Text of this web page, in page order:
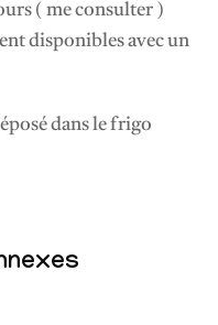
( me consulter )
disponibles avec un
dans le frigo